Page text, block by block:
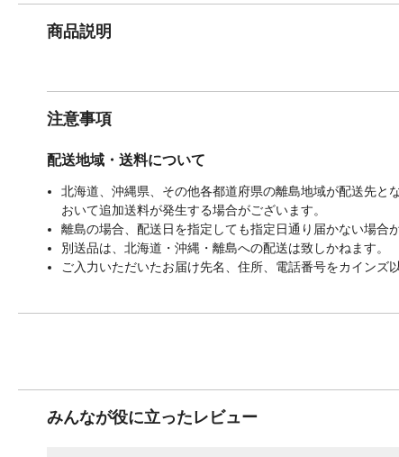
商品説明
注意事項
配送地域・送料について
北海道、沖縄県、その他各都道府県の離島地域が配送先
おいて追加送料が発生する場合がございます。
離島の場合、配送日を指定しても指定日通り届かない場合
別送品は、北海道・沖縄・離島への配送は致しかねます。
ご入力いただいたお届け先名、住所、電話番号をカインズ
みんなが役に立ったレビュー